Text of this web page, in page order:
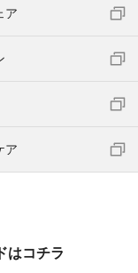
ア
ア
はコチラ